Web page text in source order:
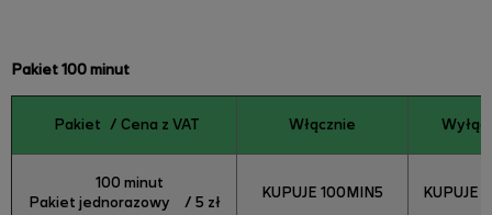
Pakiet 100 minut
Pakiet / Cena z VAT Włącznie
100 minut
Pakiet jednorazowy
/ 5 zł KUPUJE 100MIN5 KUPUJE